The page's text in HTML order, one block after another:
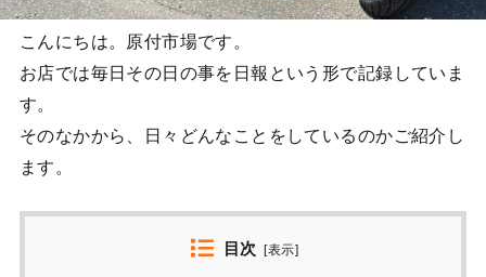
こんにちは。原付市場です。
お店では毎日その日の事を日報という形で記録していま
す。
そのなかから、日々どんなことをしているのかご紹介し
ます。
目次 [表示]